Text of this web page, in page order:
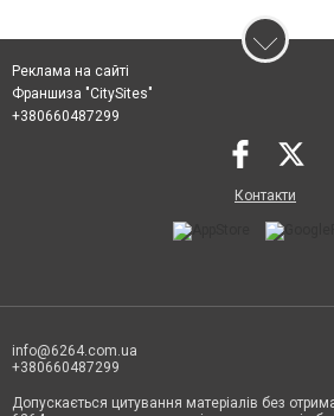
Реклама на сайті
Франшиза "CitySites"
+380660487299
Контакти
info@6264.com.ua
+380660487299
Допускається цитування матеріалів без